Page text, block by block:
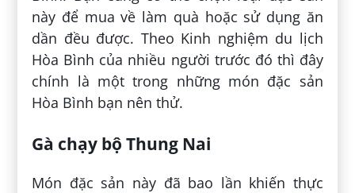
này để mua về làm quà hoặc sử dụng ăn
dần đều được. Theo Kinh nghiệm du lịch
Hòa Bình của nhiều người trước đó thì đây
chính là một trong những món đặc sản
Hòa Bình bạn nên thử.
Gà chạy bộ Thung Nai
Món đặc sản này đã bao lần khiến thực